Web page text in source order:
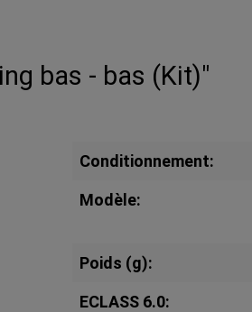
bas - bas (Kit)"
Conditionnement:
Modèle:
Poids (g):
ECLASS 6.0: